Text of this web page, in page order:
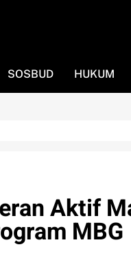
SOSBUD HUKUM
Aktif
MBG